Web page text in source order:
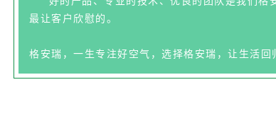
最让客户欣慰的。
格安瑞，一生专注好空气，选择格安瑞，让生活回